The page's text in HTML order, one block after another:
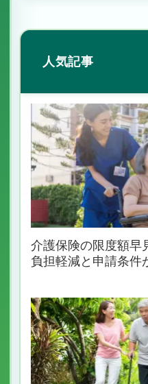
人気記事
介護保険の限度額
負担軽減と申請条件